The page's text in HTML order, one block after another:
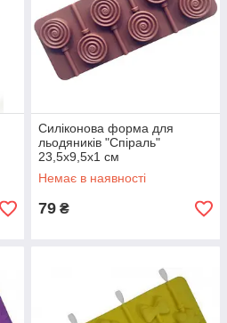
Силіконова форма для
льодяників "Спіраль"
23,5х9,5х1 см
Немає в наявності
79 ₴